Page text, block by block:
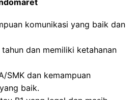
komunikasi yang baik dan
dan memiliki ketahanan
SMK dan kemampuan
baik.